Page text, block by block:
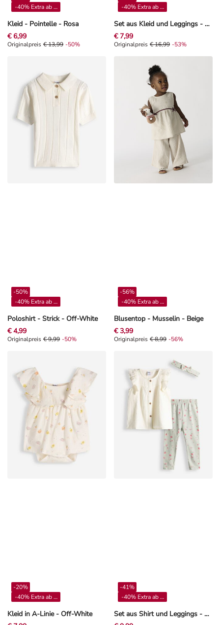
Kleid - Pointelle - Rosa
-40% Extra ab 4**
€ 6,99
Originalpreis € 13,99, Rabat -50%
Originalpreis € 13,99 -50%
Set aus Kleid und Leggings - Musselin - Off-White
-40% Extra ab 4**
€ 7,99
Originalpreis € 16,99, Rabat -53%
Originalpreis € 16,99 -53%
Poloshirt - Strick - Off-White
-50%
-40% Extra ab 4**
€ 4,99
Originalpreis € 9,99, Rabat -50%
Originalpreis € 9,99 -50%
Blusentop - Musselin - Beige
-56%
-40% Extra ab 4**
€ 3,99
Originalpreis € 8,99, Rabat -56%
Originalpreis € 8,99 -56%
Kleid in A-Linie - Off-White
-20%
-40% Extra ab 4**
Set aus Shirt und Leggings - Musselin - Off-White
-41%
-40% Extra ab 4**